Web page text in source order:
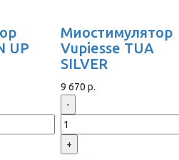
UP
Миостимулятор
Vupiesse TUA
SILVER
9 670 р.
-
+